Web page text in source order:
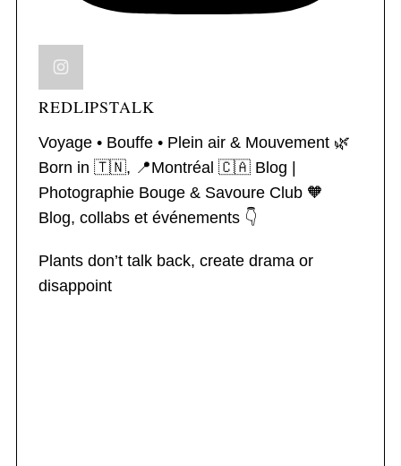
REDLIPSTALK
Voyage • Bouffe • Plein air & Mouvement 🌿
Born in 🇹🇳, 📍Montréal 🇨🇦Blog |
PhotographieBouge & Savoure Club 🧡
Blog, collabs et événements 👇
Plants don’t talk back, create drama or
disappoint